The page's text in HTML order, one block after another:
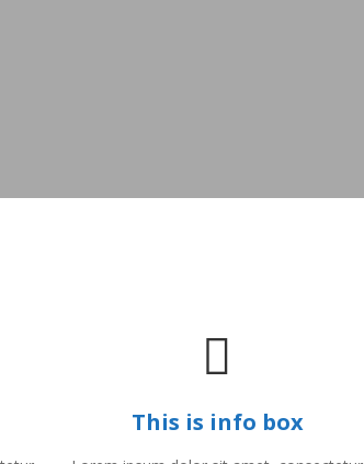
This is info box